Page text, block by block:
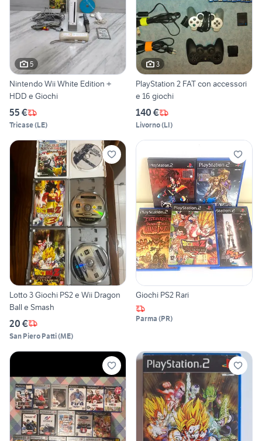
5
Nintendo Wii White Edition +
HDD e Giochi
55 €
Tricase(LE)
3
PlayStation 2 FAT con accessori
e 16 giochi
140 €
Livorno(LI)
Lotto 3 Giochi PS2 e Wii Dragon
Ball e Smash
20 €
San Piero Patti(ME)
Giochi PS2 Rari
Parma (PR)